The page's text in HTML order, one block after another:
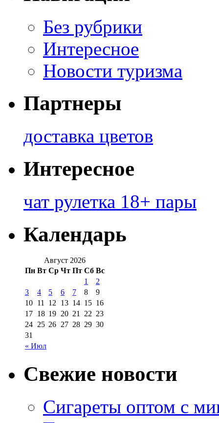
Без рубрики
Интересное
Новости туризма
Партнеры
доставка цветов
Интересное
чат рулетка 18+ пары
Календарь
Август 2026
Пн Вт Ср Чт Пт Сб Вс
« Июл
1
2
3
4 5 6 7 8
9
10 11 12 13 14 15 16
17 18 19 20 21 22 23
24 25 26 27 28 29 30
31
Свежие новости
Сигареты оптом с